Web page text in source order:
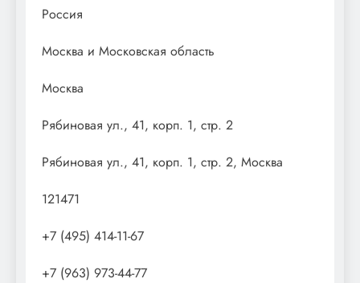
Россия
Москва и Московская область
Москва
Рябиновая ул., 41, корп. 1, стр. 2
Рябиновая ул., 41, корп. 1, стр. 2, Москва
121471
+7 (495) 414-11-67
+7 (963) 973-44-77